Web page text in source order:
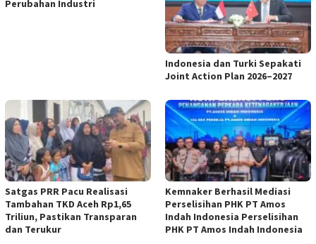
Perubahan Industri
Indonesia dan Turki Sepakati
Joint Action Plan 2026–2027
Satgas PRR Pacu Realisasi
Tambahan TKD Aceh Rp1,65
Triliun, Pastikan Transparan
dan Terukur
Kemnaker Berhasil Mediasi
Perselisihan PHK PT Amos
Indah Indonesia Perselisihan
PHK PT Amos Indah Indonesia